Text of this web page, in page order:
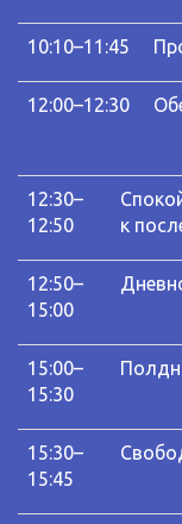
10:10–11:45
12:00–12:30
12:30–
12:50
к
12:50–
15:00
15:00–
15:30
15:30–
15:45